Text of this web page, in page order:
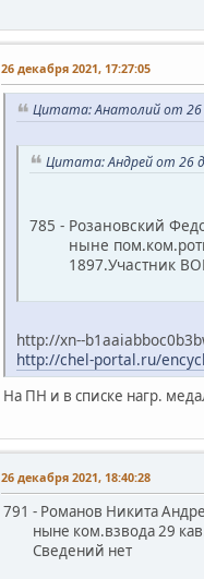
26 декабря 2021, 17:27:05
Цитата: Анатолий от 26
Цитата: Андрей от 26
785 - Розановский
ныне пом.ком.роты
1897.Участник
http://xn--
http://chel-portal.ru/
На ПН и в списке нагр.
26 декабря 2021, 18:40:28
791 - Романов Никита
ныне ком.взвода 29
Сведений нет